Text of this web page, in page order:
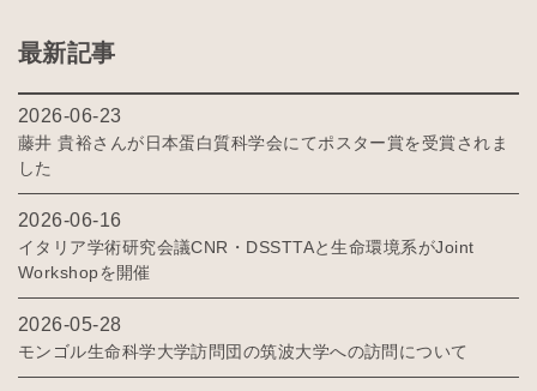
最新記事
2026-06-23
藤井 貴裕さんが日本蛋白質科学会にてポスター賞を受賞されま
した
2026-06-16
イタリア学術研究会議CNR・DSSTTAと生命環境系がJoint
Workshopを開催
2026-05-28
モンゴル生命科学大学訪問団の筑波大学への訪問について